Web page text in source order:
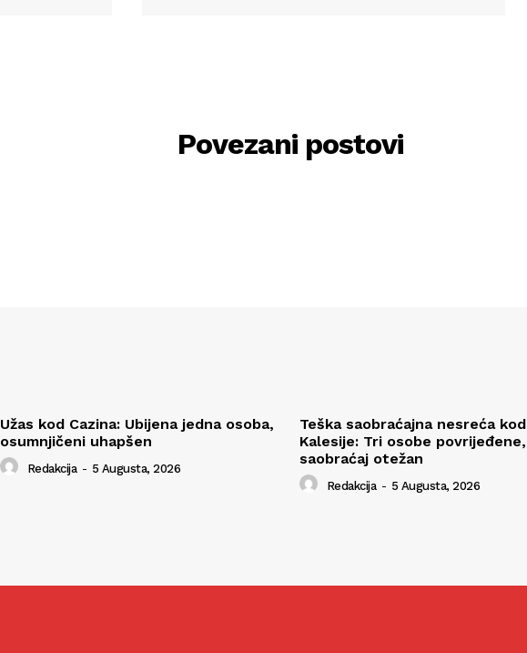
Povezani postovi
Užas kod Cazina: Ubijena jedna osoba,
osumnjičeni uhapšen
Redakcija - 5 Augusta, 2026
Teška saobraćajna nesreća kod
Kalesije: Tri osobe povrijeđene,
saobraćaj otežan
Redakcija - 5 Augusta, 2026